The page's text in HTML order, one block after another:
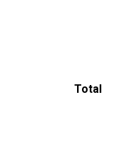
Total